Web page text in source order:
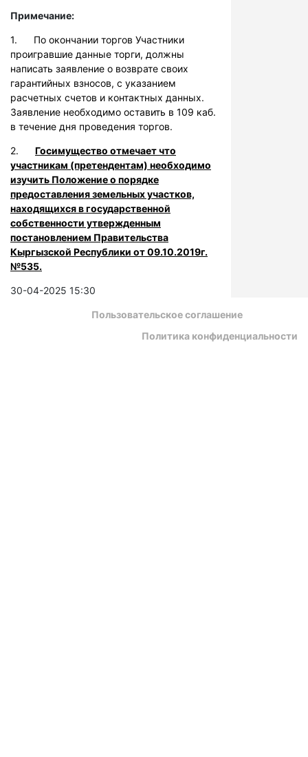
Примечание:
1. По окончании торгов Участники
проигравшие данные торги, должны
написать заявление о возврате своих
гарантийных взносов, с указанием
расчетных счетов и контактных данных.
Заявление необходимо оставить в 109 каб.
в течение дня проведения торгов.
2. Госимущество отмечает что
участникам (претендентам) необходимо
изучить Положение о порядке
предоставления земельных участков,
находящихся в государственной
собственности утвержденным
постановлением Правительства
Кыргызской Республики от 09.10.2019г.
№535.
30-04-2025 15:30
Пользовательское соглашение
Политика конфиденциальности